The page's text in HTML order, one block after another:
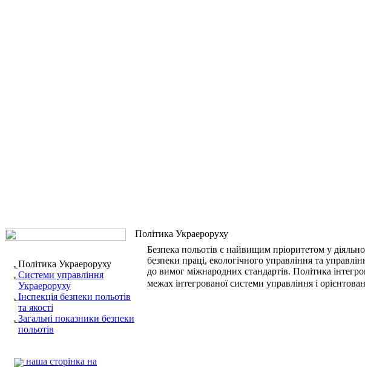
Політика Украероруху
Системи управління
Украероруху
Інспекція безпеки польотів
та якості
Загальні показники безпеки
польотів
наша сторінка на
Політика Украероруху
Безпека польотів є найвищим пріоритетом у
безпеки праці, екологічного управління та
до вимог міжнародних стандартів. Політика
межах інтегрованої системи управління і